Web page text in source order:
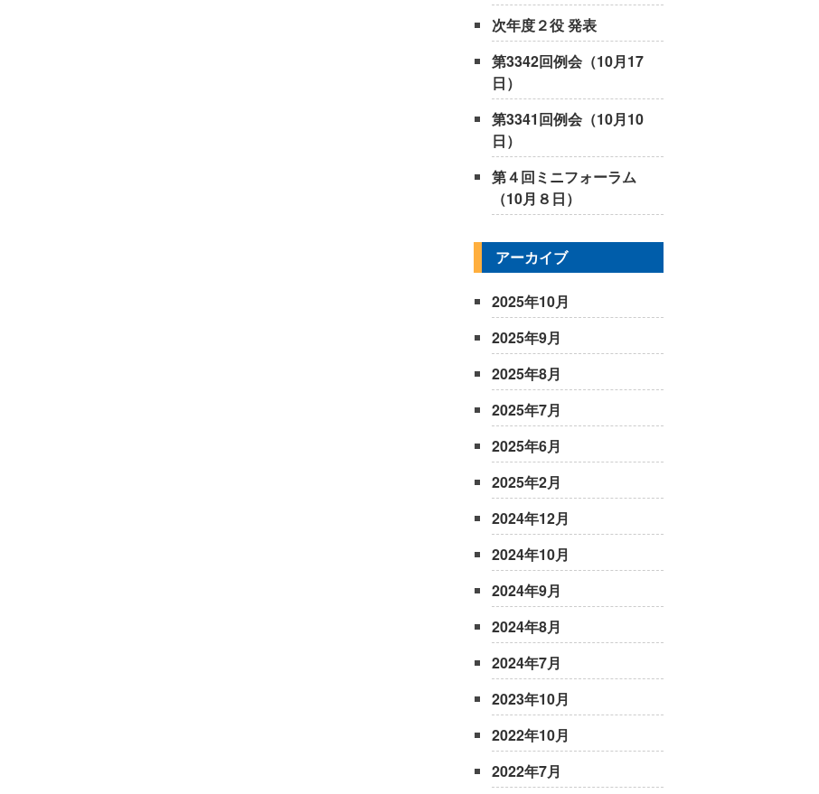
次年度２役 発表
第3342回例会（10月17
日）
第3341回例会（10月10
日）
第４回ミニフォーラム
（10月８日）
アーカイブ
2025年10月
2025年9月
2025年8月
2025年7月
2025年6月
2025年2月
2024年12月
2024年10月
2024年9月
2024年8月
2024年7月
2023年10月
2022年10月
2022年7月